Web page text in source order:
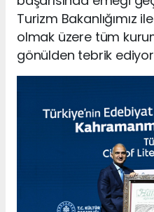
Turizm Bakanlığımız
olmak üzere tüm
gönülden tebrik